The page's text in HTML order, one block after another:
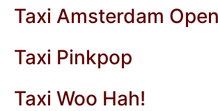
Taxi Amsterdam
Taxi Pinkpop
Taxi Woo Hah!